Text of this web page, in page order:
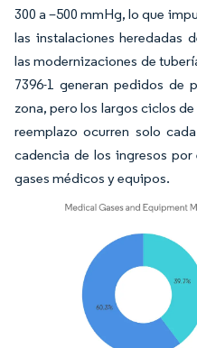
300 a –500 mmHg, lo que
las instalaciones heredadas
las modernizaciones de
7396-1 generan pedidos de
zona, pero los largos ciclos
reemplazo ocurren solo
cadencia de los ingresos
gases médicos y equipos.